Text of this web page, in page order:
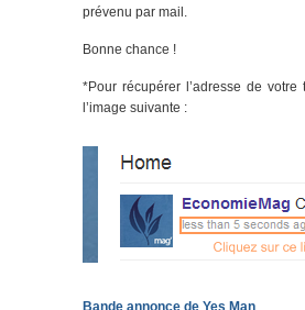
prévenu par mail.
Bonne chance !
*Pour récupérer l’adresse de
l’image suivante :
Bande annonce de Yes Man